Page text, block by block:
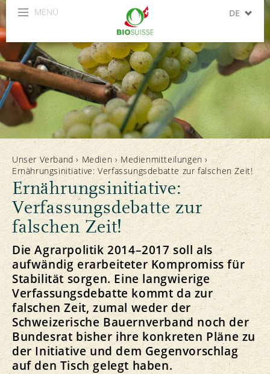
MENÜ DE
IT
Unser Verband› Medien ›Medienmitteilungen ›
Ernährungsinitiative: Verfassungsdebatte zur falschen Zeit!
Ernährungsinitiative:
Verfassungsdebatte zur
falschen Zeit!
Die Agrarpolitik 2014–2017 soll als
aufwändig erarbeiteter Kompromiss für
Stabilität sorgen. Eine langwierige
Verfassungsdebatte kommt da zur
falschen Zeit, zumal weder der
Schweizerische Bauernverband noch der
Bundesrat bisher ihre konkreten Pläne zu
der Initiative und dem Gegenvorschlag
auf den Tisch gelegt haben.